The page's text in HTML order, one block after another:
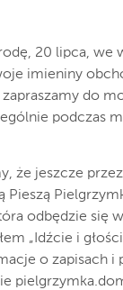
20 lipca, we
imieniny
zapraszamy do
podczas
że jeszcze
Pieszą
odbędzie się
„Idźcie i
o zapisach i